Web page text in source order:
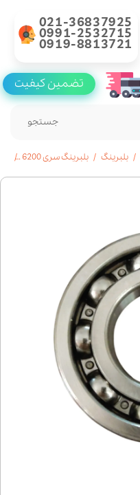
021-36837925
0991-2532715
0919-8813721
جستجو
تضمین کیفیت
بلبرینگ بلبرینگ سری 6200